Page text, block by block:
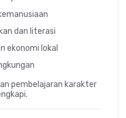
dan literasi
ekonomi lokal
pembelajaran karakter